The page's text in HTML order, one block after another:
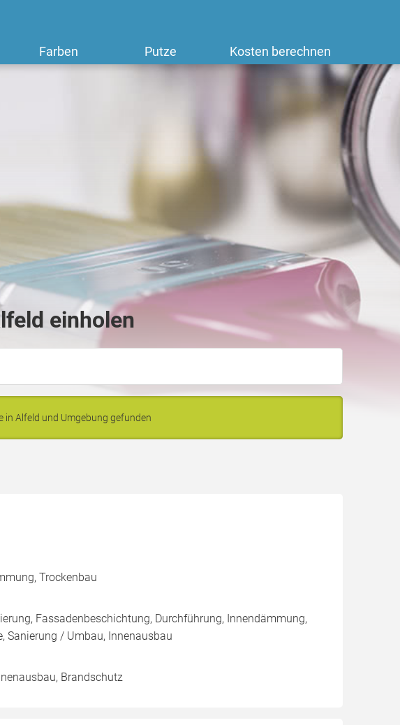
Farben Putze Kosten berechnen
einholen
in Alfeld und Umgebung gefunden
Trockenbau
Fassadenbeschichtung, Durchführung, Innendämmung,
Sanierung / Umbau, Innenausbau
Brandschutz